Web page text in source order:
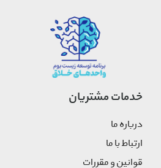
خدمات مشتریان
درباره ما
ارتباط با ما
قوانین و مقررات